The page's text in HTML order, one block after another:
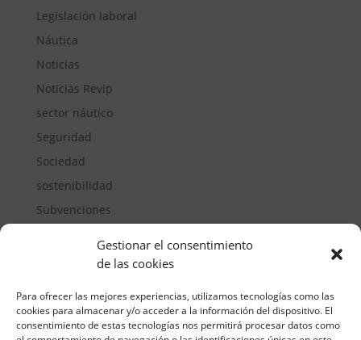
Gestionar el consentimiento
de las cookies
Para ofrecer las mejores experiencias, utilizamos tecnologías como las
cookies para almacenar y/o acceder a la información del dispositivo. El
consentimiento de estas tecnologías nos permitirá procesar datos como
Legislación laboral
Náutica
Noticias
Noticias Revip
sector náutico
Seguridad
Sociedad
sostenibilidad
Subvenciones